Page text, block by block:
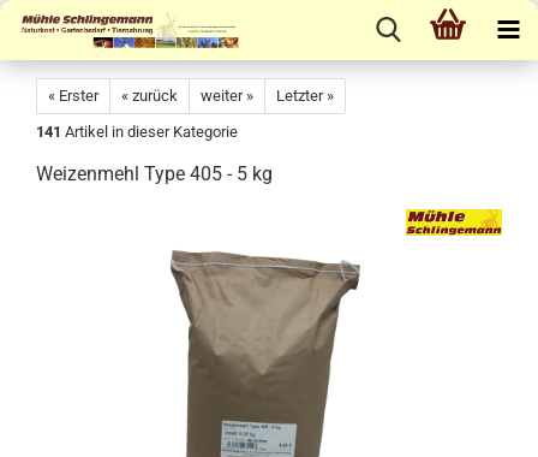
« Erster « zurück weiter »
Letzter »
141 Artikel in dieser Kategorie
Weizenmehl Type 405 - 5 kg